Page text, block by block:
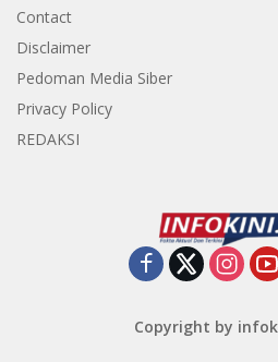
Contact
Disclaimer
Pedoman Media Siber
Privacy Policy
REDAKSI
Copyright by